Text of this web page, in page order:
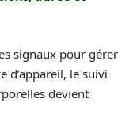
signaux pour gérer
d’appareil, le suivi
devient